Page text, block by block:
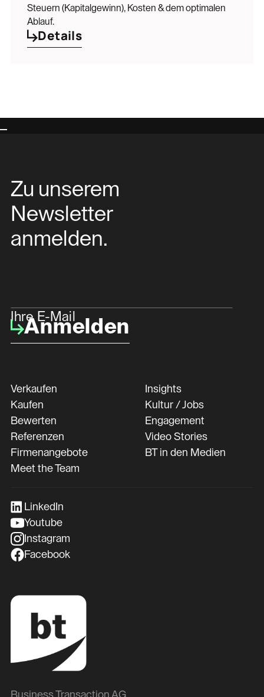
Steuern (Kapitalgewinn), Kosten & dem optimalen
Ablauf.
Details
Zu unserem
Newsletter
anmelden.
Ihre E-Mail
Anmelden
Verkaufen
Kaufen
Bewerten
Referenzen
Firmenangebote
Meet the Team
Insights
Kultur / Jobs
Engagement
Video Stories
BT in den Medien
LinkedIn
Youtube
Instagram
Facebook
Business Transaction AG.